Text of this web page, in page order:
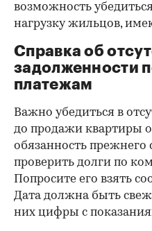
возможность
нагрузку жильцов,
Справка об
задолженности
платежам
Важно убедиться в
до продажи квартиры
обязанность прежнего
проверить долги по
Попросите его взять
Дата должна быть
них цифры с